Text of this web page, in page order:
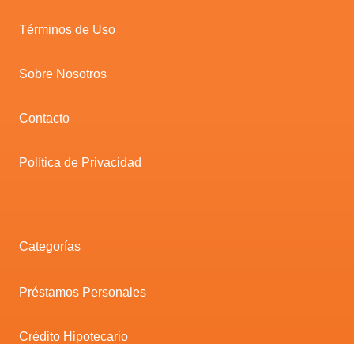
Términos de Uso
Sobre Nosotros
Contacto
Política de Privacidad
Categorías
Préstamos Personales
Crédito Hipotecario